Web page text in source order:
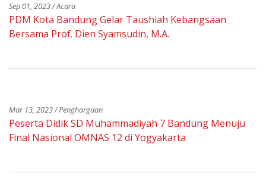
Sep 01, 2023 / Acara
PDM Kota Bandung Gelar Taushiah Kebangsaan
Bersama Prof. Dien Syamsudin, M.A.
Mar 13, 2023 / Penghargaan
Peserta Didik SD Muhammadiyah 7 Bandung Menuju
Final Nasional OMNAS 12 di Yogyakarta